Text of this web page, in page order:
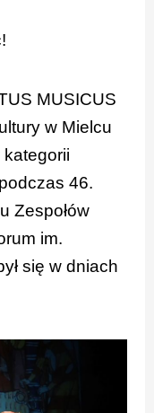
MUSICUS
w Mielcu
kategorii
46.
Zespołów
im.
się w dniach